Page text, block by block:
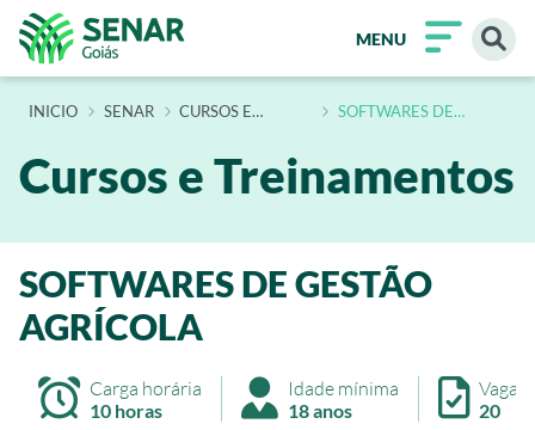
MENU
INÍCIO SENAR CURSOS E SOFTWARES DE
Cursos e Treinamentos
SOFTWARES DE GESTÃO
AGRÍCOLA
Carga horária
10 horas
Idade mínima
18 anos
Vagas
20